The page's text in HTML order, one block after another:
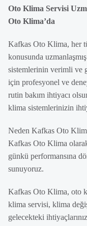
Oto Klima Servisi
Oto Klima’da
Kafkas Oto Klima, her
konusunda
sistemlerinin verimli ve
için profesyonel ve
rutin bakım ihtiyacı
klima sistemlerinizin
Neden Kafkas Oto
Kafkas Oto Klima
günkü performansına
sunuyoruz.
Kafkas Oto Klima, oto
klima servisi, klima
gelecekteki